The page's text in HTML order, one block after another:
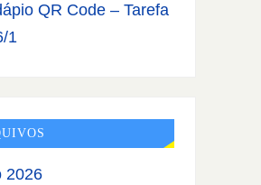
QR Code – Tarefa
1
2026